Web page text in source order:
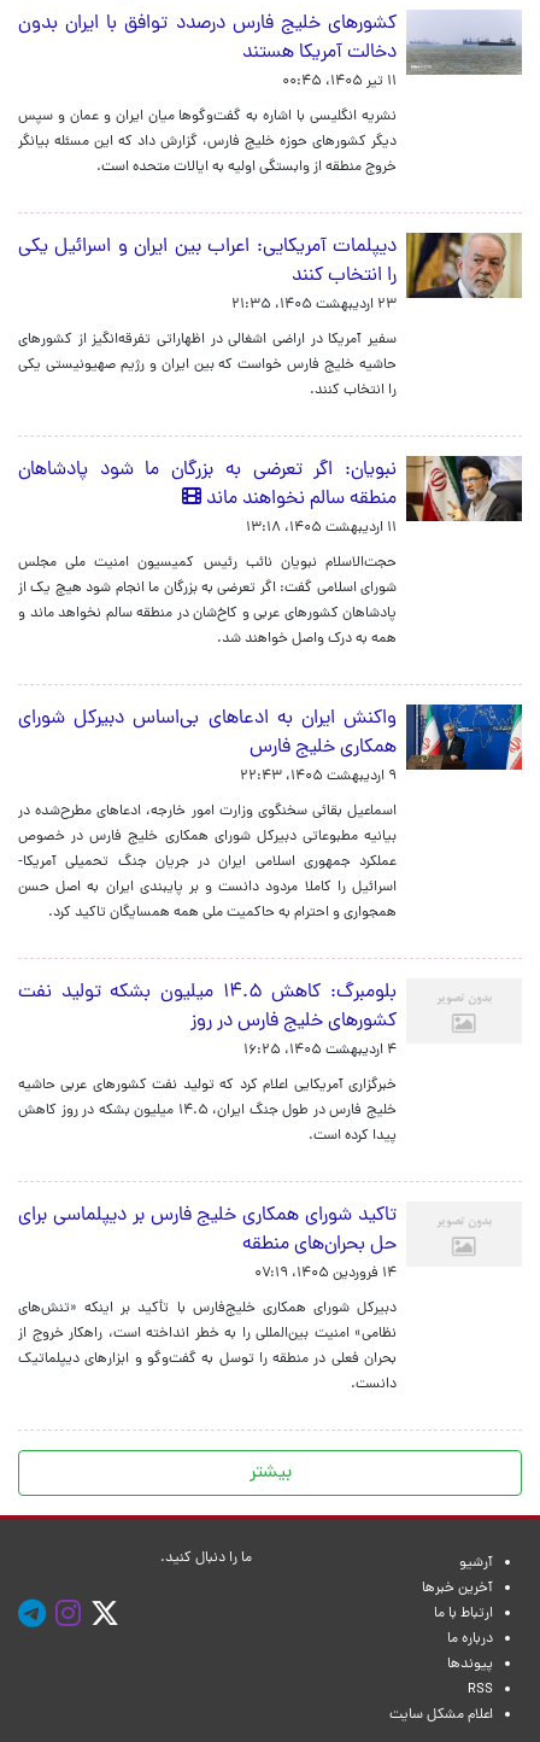
کشورهای خلیج فارس درصدد توافق با ایران بدون
دخالت آمریکا هستند
۱۱ تیر ۱۴۰۵، ۰۰:۴۵
نشریه انگلیسی با اشاره به گفت‌وگوها میان ایران و عمان و سپس
دیگر کشورهای حوزه خلیج فارس، گزارش داد که این مسئله بیانگر
خروج منطقه از وابستگی اولیه به ایالات متحده است.
دیپلمات آمریکایی: اعراب بین ایران و اسرائیل یکی
را انتخاب کنند
۲۳ اردیبهشت ۱۴۰۵، ۲۱:۳۵
سفیر آمریکا در اراضی اشغالی در اظهاراتی تفرقه‌انگیز از کشورهای
حاشیه خلیج فارس خواست که بین ایران و رژیم صهیونیستی یکی
را انتخاب کنند.
نبویان: اگر تعرضی به بزرگان ما شود پادشاهان
منطقه سالم نخواهند ماند
۱۱ اردیبهشت ۱۴۰۵، ۱۳:۱۸
حجت‌الاسلام نبویان نائب رئیس کمیسیون امنیت ملی مجلس
شورای اسلامی گفت: اگر تعرضی به بزرگان ما انجام شود هیچ یک از
پادشاهان کشورهای عربی و کاخ‌شان در منطقه سالم نخواهد ماند و
همه به درک واصل خواهند شد.
واکنش ایران به ادعاهای بی‌اساس دبیرکل شورای
همکاری خلیج فارس
۹ اردیبهشت ۱۴۰۵، ۲۲:۴۳
اسماعیل بقائی سخنگوی وزارت امور خارجه، ادعاهای مطرح‌شده در
بیانیه مطبوعاتی دبیرکل شورای همکاری خلیج فارس در خصوص
عملکرد جمهوری اسلامی ایران در جریان جنگ تحمیلی آمریکا-
اسرائیل را کاملا مردود دانست و بر پایبندی ایران به اصل حسن
همجواری و احترام به حاکمیت ملی همه همسایگان تاکید کرد.
بلومبرگ: کاهش ۱۴.۵ میلیون بشکه تولید نفت
کشورهای خلیج فارس در روز
۴ اردیبهشت ۱۴۰۵، ۱۶:۲۵
خبرگزاری آمریکایی اعلام کرد که تولید نفت کشورهای عربی حاشیه
خلیج فارس در طول جنگ ایران، ۱۴.۵ میلیون بشکه در روز کاهش
پیدا کرده است.
تاکید شورای همکاری خلیج فارس بر دیپلماسی برای
حل بحران‌های منطقه
۱۴ فروردین ۱۴۰۵، ۰۷:۱۹
دبیرکل شورای همکاری خلیج‌فارس با تأکید بر اینکه «تنش‌های
نظامی» امنیت بین‌المللی را به خطر انداخته است، راهکار خروج از
بحران فعلی در منطقه را توسل به گفت‌وگو و ابزارهای دیپلماتیک
دانست.
بیشتر
آرشیو
آخرین خبرها
ارتباط با ما
درباره ما
پیوندها
RSS
اعلام مشکل سایت
ما را دنبال کنید.